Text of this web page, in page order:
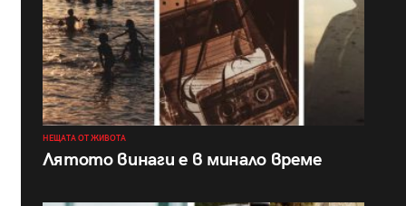
НЕЩАТА ОТ ЖИВОТА
Лятото винаги е в минало време